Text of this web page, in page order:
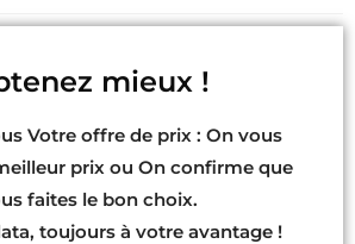
mieux !
Votre offre de prix : On vous
prix ou On confirme que
faites le bon choix.
toujours à votre avantage !